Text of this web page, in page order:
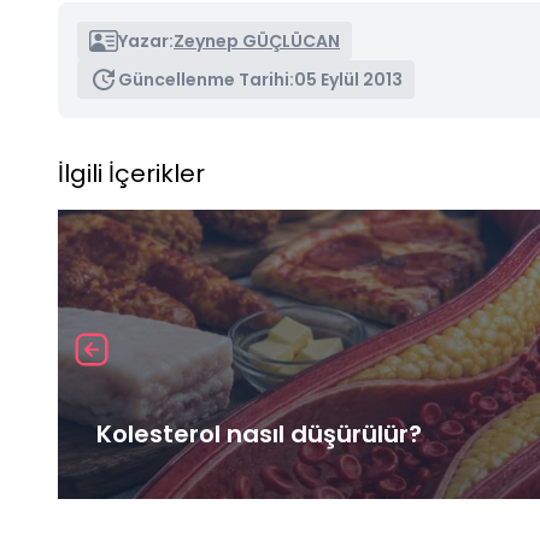
Yazar:Zeynep GÜÇLÜCAN
Güncellenme Tarihi:05 Eylül 2013
İlgili İçerikler
Kolesterol nasıl düşürülür?